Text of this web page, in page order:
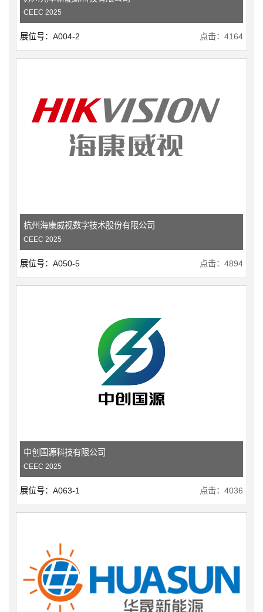
CEEC 2025
展位号：A004-2 点击：4164
杭州海康威视数字技术股份有限公司
CEEC 2025
展位号：A050-5 点击：4894
中创国源科技有限公司
CEEC 2025
展位号：A063-1 点击：4036